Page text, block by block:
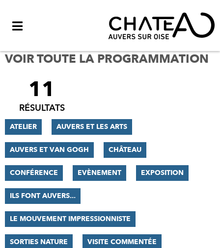
VOIR TOUTE LA PROGRAMMATION
FILTRER
RÉSULTATS
11
RÉSULTATS
ATELIER AUVERS ET LES ARTS
AUVERS ET VAN GOGH CHÂTEAU
CONFÉRENCE EVÈNEMENT EXPOSITION
ILS FONT AUVERS...
LE MOUVEMENT IMPRESSIONNISTE
SORTIES NATURE VISITE COMMENTÉE